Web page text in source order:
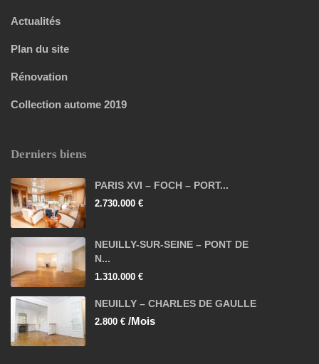
Actualités
Plan du site
Rénovation
Collection autome 2019
Derniers biens
PARIS XVI – FOCH – PORT...
2.730.000 €
NEUILLY-SUR-SEINE – PONT DE
N...
1.310.000 €
NEUILLY – CHARLES DE GAULLE
2.800 € /Mois